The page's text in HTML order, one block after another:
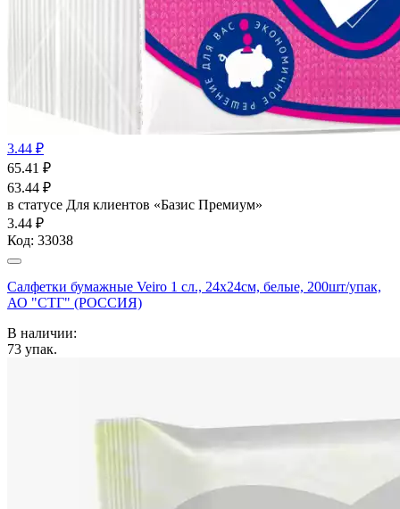
3.44 ₽
65.41 ₽
63.44 ₽
в статусе Для клиентов «Базис Премиум»
3.44 ₽
Код: 33038
Салфетки бумажные Veiro 1 сл., 24х24см, белые, 200шт/упак,
АО "СТГ" (РОССИЯ)
В наличии:
73 упак.